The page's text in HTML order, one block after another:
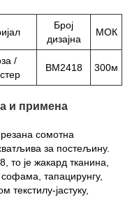
Број
дизајна
МОК
/
ВМ2418 300м
и примена
резана сомотна
за постељину.
то је жакард тканина,
софама, тапацирунгу,
текстилу-јастуку,